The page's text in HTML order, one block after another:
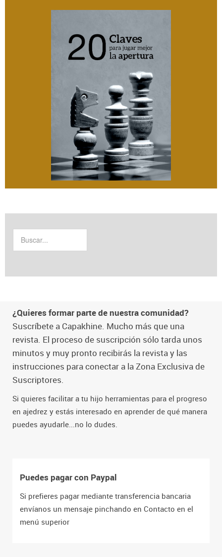
¿Quieres formar parte de nuestra comunidad?
Suscríbete a Capakhine. Mucho más que una
revista. El proceso de suscripción sólo tarda unos
minutos y muy pronto recibirás la revista y las
instrucciones para conectar a la Zona Exclusiva de
Suscriptores.
Si quieres facilitar a tu hijo herramientas para el progreso
en ajedrez y estás interesado en aprender de qué manera
puedes ayudarle...no lo dudes.
Puedes pagar con Paypal
Si prefieres pagar mediante transferencia bancaria
envíanos un mensaje pinchando en Contacto en el
menú superior